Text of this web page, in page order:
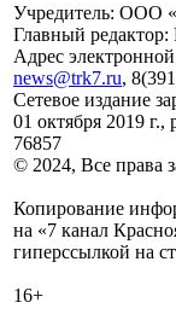
Учредитель: ООО
Главный
Адрес
news@trk7.ru,
Сетевое издание
01 октября 2019
76857
© 2024, Все права
Копирование
на «7 канал
гиперссылкой на
16+